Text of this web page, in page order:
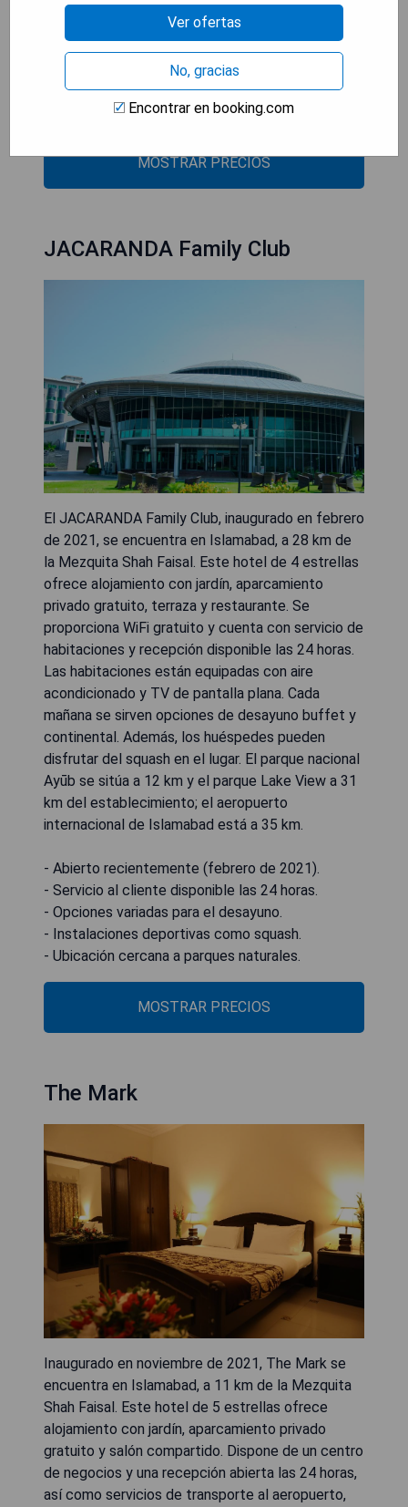
- Servicio de habitaciones disponible las 24 horas.
- Transporte al aeropuerto por un coste adicional.
- Amplias opciones recreativas en los
alrededores.
MOSTRAR PRECIOS
JACARANDA Family Club
El JACARANDA Family Club, inaugurado en febrero
de 2021, se encuentra en Islamabad, a 28 km de
la Mezquita Shah Faisal. Este hotel de 4 estrellas
ofrece alojamiento con jardín, aparcamiento
privado gratuito, terraza y restaurante. Se
proporciona WiFi gratuito y cuenta con servicio de
habitaciones y recepción disponible las 24 horas.
Las habitaciones están equipadas con aire
acondicionado y TV de pantalla plana. Cada
mañana se sirven opciones de desayuno buffet y
continental. Además, los huéspedes pueden
disfrutar del squash en el lugar. El parque nacional
Ayūb se sitúa a 12 km y el parque Lake View a 31
km del establecimiento; el aeropuerto
internacional de Islamabad está a 35 km.
- Abierto recientemente (febrero de 2021).
- Servicio al cliente disponible las 24 horas.
- Opciones variadas para el desayuno.
- Instalaciones deportivas como squash.
- Ubicación cercana a parques naturales.
MOSTRAR PRECIOS
The Mark
Inaugurado en noviembre de 2021, The Mark se
encuentra en Islamabad, a 11 km de la Mezquita
Shah Faisal. Este hotel de 5 estrellas ofrece
alojamiento con jardín, aparcamiento privado
gratuito y salón compartido. Dispone de un centro
de negocios y una recepción abierta las 24 horas,
así como servicios de transporte al aeropuerto,
Ver ofertas
No, gracias
Encontrar en booking.com